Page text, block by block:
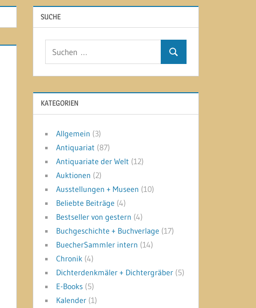
SUCHE
Suchen
KATEGORIEN
Allgemein (3)
Antiquariat (87)
Antiquariate der Welt (12)
Auktionen (2)
Ausstellungen + Museen (10)
Beliebte Beiträge (4)
Bestseller von gestern (4)
Buchgeschichte + Buchverlage (17)
BuecherSammler intern (14)
Chronik (4)
Dichterdenkmäler + Dichtergräber (5)
E-Books (5)
Kalender (1)